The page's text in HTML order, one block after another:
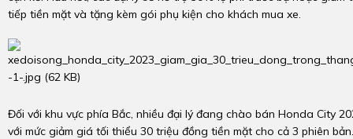
tiếp tiền mặt và tặng kèm gói phụ kiện cho khách mua xe.
Đối với khu vực phía Bắc, nhiều đại lý đang chào bán Honda City
với mức giảm giá tối thiểu 30 triệu đồng tiền mặt cho cả 3 phiên